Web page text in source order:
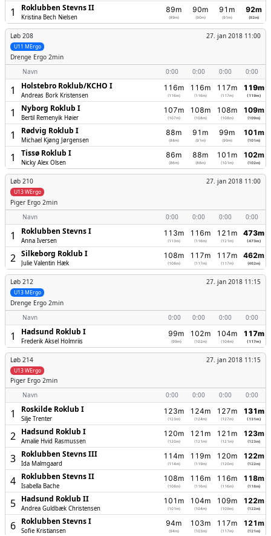
1 Roklubben Stevns II
Kristina Bech Nielsen
89m
(89m)
90m
(90m)
91m
(91m)
92m
(92m)
Løb 208 27. jan 2018 11:00
U11 MErgo
Drenge Ergo 2min
Navn
0:00 0:00 0:00 0:00
1 Holstebro Roklub/­KCHO I
Andreas Bork Kristensen
116m
(116m)
116m
(116m)
117m
(117m)
119m
(119m)
1 Nyborg Roklub I
Bertil Remenyik Høier
107m
(107m)
108m
(108m)
108m
(108m)
109m
(109m)
1 Rødvig Roklub I
Michael Kjøng Jørgensen
88m
(88m)
91m
(91m)
99m
(99m)
101m
(101m)
1 Tissø Roklub I
Nicky Alex Olsen
86m
(86m)
88m
(88m)
101m
(101m)
102m
(102m)
Løb 210 27. jan 2018 11:00
U13 WErgo
Piger Ergo 2min
Navn
0:00 0:00 0:00 0:00
1 Roklubben Stevns I
Anna Iversen
113m
(113m)
116m
(116m)
121m
(121m)
473m
(473m)
2 Silkeborg Roklub I
Julie Valentin Hæk
108m
(108m)
117m
(117m)
117m
(117m)
462m
(462m)
Løb 212 27. jan 2018 11:15
U13 MErgo
Drenge Ergo 2min
Navn
0:00 0:00 0:00 0:00
1 Hadsund Roklub I
Frederik Aksel Holmriis
99m
(99m)
102m
(102m)
104m
(104m)
117m
(117m)
Løb 214 27. jan 2018 11:15
U13 WErgo
Piger Ergo 2min
Navn
0:00 0:00 0:00 0:00
1 Roskilde Roklub I
Silje Trenter
123m
(123m)
124m
(124m)
127m
(127m)
131m
(131m)
2 Hadsund Roklub I
Amalie Hvid Rasmussen
120m
(120m)
121m
(121m)
121m
(121m)
123m
(123m)
3 Roklubben Stevns III
Ida Malmgaard
114m
(114m)
119m
(119m)
120m
(120m)
122m
(122m)
4 Roklubben Stevns II
Isabella Bache
108m
(108m)
116m
(116m)
116m
(116m)
118m
(118m)
5 Hadsund Roklub II
Andrea Guldbæk Christensen
101m
(101m)
104m
(104m)
109m
(109m)
122m
(122m)
6 Roklubben Stevns I
Sofie Kristiansen
94m
(94m)
103m
(103m)
117m
(117m)
121m
(121m)